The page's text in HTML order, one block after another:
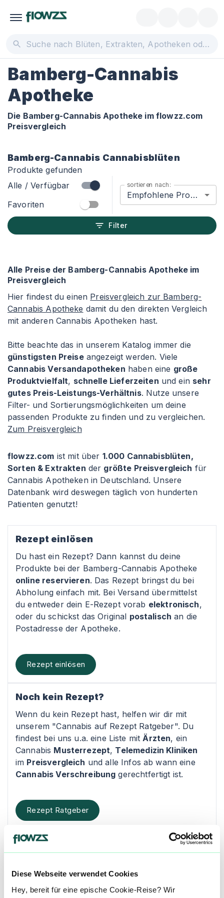
Diese Webseite verwendet Cookies
Hey, bereit für eine epische Cookie-Reise? Wir
Bamberg-Cannabis
Apotheke
Die Bamberg-Cannabis Apotheke im flowzz.com
Preisvergleich
Bamberg-Cannabis Cannabisblüten
Produkte gefunden
Alle / Verfügbar
Favoriten
sortieren nach:
Empfohlene Produkte
Filter
Alle Preise der Bamberg-Cannabis Apotheke im
Preisvergleich
Hier findest du einen Preisvergleich zur Bamberg-
Cannabis Apotheke damit du den direkten Vergleich
mit anderen Cannabis Apotheken hast.
Bitte beachte das in unserem Katalog immer die
günstigsten Preiseangezeigt werden. Viele
Cannabis Versandapotheken haben eine große
Produktvielfalt, schnelle Lieferzeiten und ein sehr
gutes Preis-Leistungs-Verhältnis. Nutze unsere
Filter- und Sortierungsmöglichkeiten um deine
passenden Produkte zu finden und zu vergleichen.
Zum Preisvergleich
flowzz.com ist mit über 1.000 Cannabisblüten,
Sorten & Extrakten der größte Preisvergleich für
Cannabis Apotheken in Deutschland. Unsere
Datenbank wird deswegen täglich von hunderten
Patienten genutzt!
Rezept einlösen
Du hast ein Rezept? Dann kannst du deine
Produkte bei der Bamberg-Cannabis Apotheke
online reservieren. Das Rezept bringst du bei
Abholung einfach mit. Bei Versand übermittelst
du entweder dein E-Rezept vorab elektronisch,
oder du schickst das Original postalisch an die
Postadresse der Apotheke.
Rezept einlösen
Noch kein Rezept?
Wenn du kein Rezept hast, helfen wir dir mit
unserem "Cannabis auf Rezept Ratgeber". Du
findest bei uns u.a. eine Liste mitÄrzten, ein
Cannabis Musterrezept, Telemedizin Kliniken
im Preisvergleich und alle Infos ab wann eine
Cannabis Verschreibung gerechtfertigt ist.
Rezept Ratgeber
Kontakt